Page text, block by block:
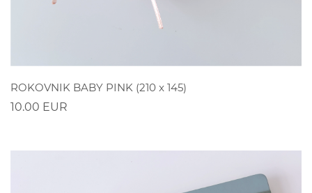
POGLEDAJ
ROKOVNIK BABY PINK (210 x 145)
10.00 EUR